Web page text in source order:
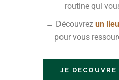
routine qui
→ Découvrez un
pour vous
JE